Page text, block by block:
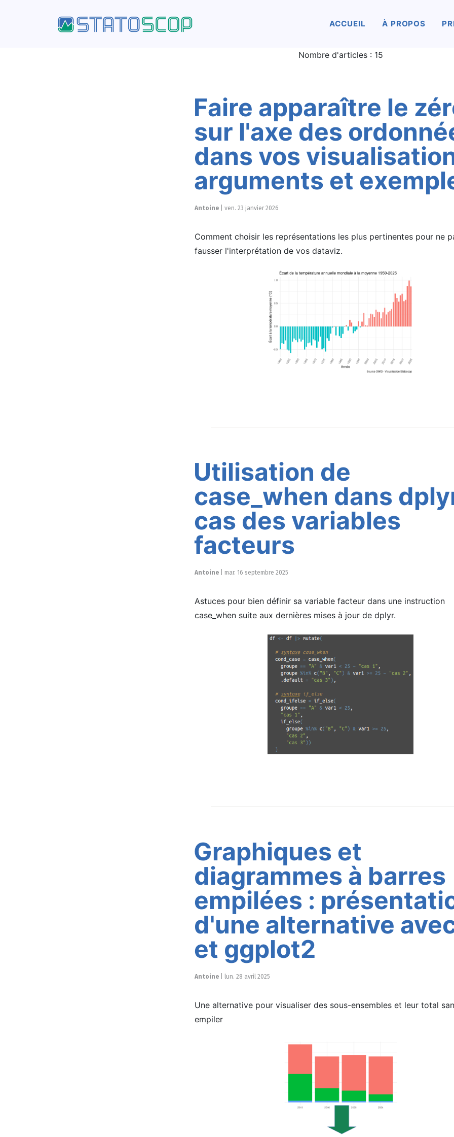
ACCUEIL À PROPOS
Nombre d'articles : 15
Faire apparaître le
sur l'axe des
dans vos
arguments et
Antoine ven. 23 janvier 2026
Comment choisir les représentations les plus pertinentes pour ne
fausser l'interprétation de vos dataviz.
Utilisation de
case_when dans
cas des variables
facteurs
Antoine mar. 16 septembre 2025
Astuces pour bien définir sa variable facteur dans une instruction
case_when suite aux dernières mises à jour de dplyr.
Graphiques et
diagrammes à barres
empilées :
d'une alternative
et ggplot2
Antoine lun. 28 avril 2025
Une alternative pour visualiser des sous-ensembles et leur total
empiler